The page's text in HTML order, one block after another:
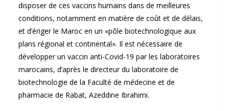
disposer de ces vaccins humains dans de meilleures
conditions, notamment en matière de coût et de délais,
et d’ériger le Maroc en un «pôle biotechnologique aux
plans régional et continental». Il est nécessaire de
développer un vaccin anti-Covid-19 par les laboratoires
marocains, d’après le directeur du laboratoire de
biotechnologie de la Faculté de médecine et de
pharmacie de Rabat, Azeddine Ibrahimi.